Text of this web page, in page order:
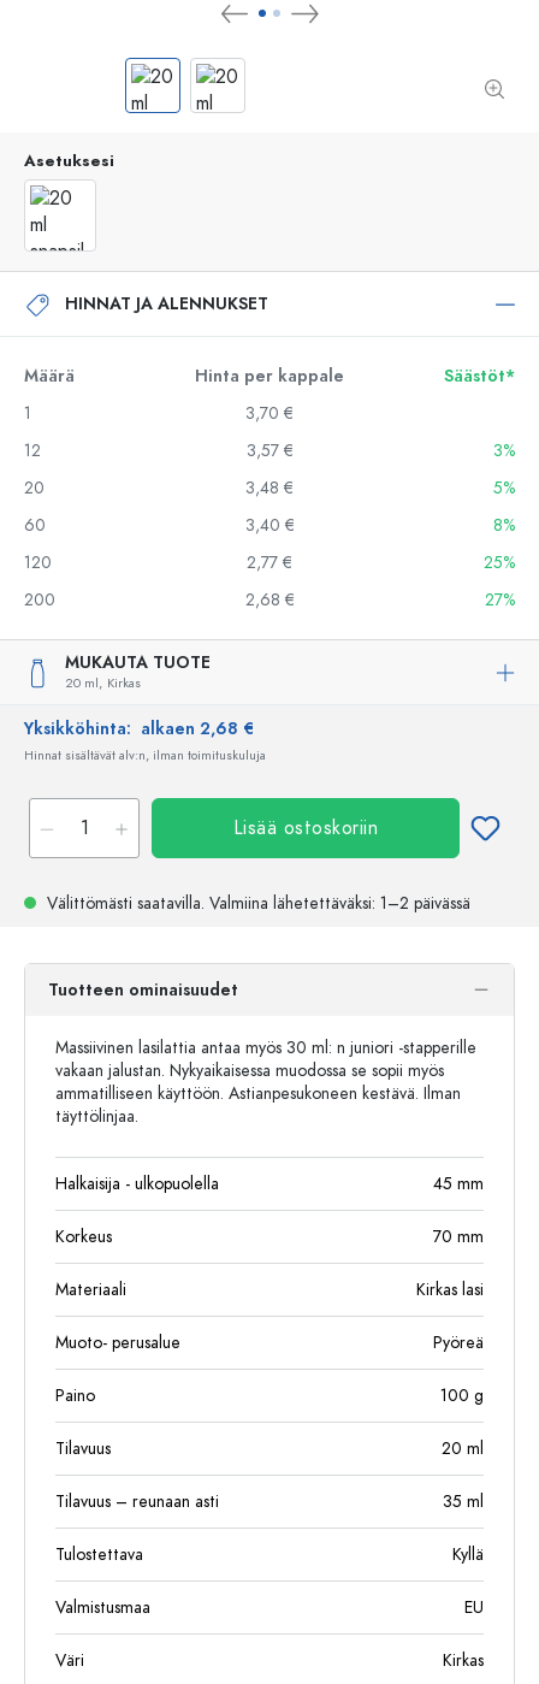
Asetuksesi
HINNAT JA ALENNUKSET
Määrä Hinta per kappale
Säästöt*
1
3,70 €
12
3,57 €
3%
20
3,48 €
5%
60
3,40 €
8%
120
2,77 €
25%
200
2,68 € 27%
MUKAUTA TUOTE
20 ml, Kirkas
Yksikköhinta: alkaen 2,68 €
Hinnat sisältävät alv:n, ilman toimituskuluja
Lisää ostoskoriin
Välittömästi saatavilla. Valmiina lähetettäväksi: 1–2 päivässä
Tuotteen ominaisuudet
Massiivinen lasilattia antaa myös 30 ml: n juniori -stapperille
vakaan jalustan. Nykyaikaisessa muodossa se sopii myös
ammatilliseen käyttöön. Astianpesukoneen kestävä. Ilman
täyttölinjaa.
Halkaisija - ulkopuolella 45 mm
Korkeus 70 mm
Materiaali Kirkas lasi
Muoto- perusalue Pyöreä
Paino 100 g
Tilavuus 20 ml
Tilavuus – reunaan asti 35 ml
Tulostettava Kyllä
Valmistusmaa EU
Väri Kirkas